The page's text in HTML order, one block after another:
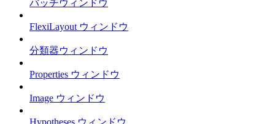
バッチウィンドウ
FlexiLayout ウィンドウ
分類器ウィンドウ
Properties ウィンドウ
Image ウィンドウ
Hypotheses ウィンドウ